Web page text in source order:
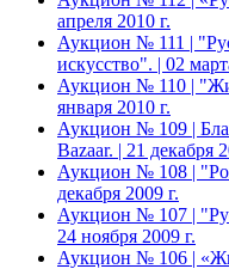
апреля 2010 г.
Аукцион № 111 |
искусство". | 02
Аукцион № 110 |
января 2010 г.
Аукцион № 109 |
Bazaar. | 21 декабря
Аукцион № 108 |
декабря 2009 г.
Аукцион № 107 |
24 ноября 2009 г.
Аукцион № 106 |